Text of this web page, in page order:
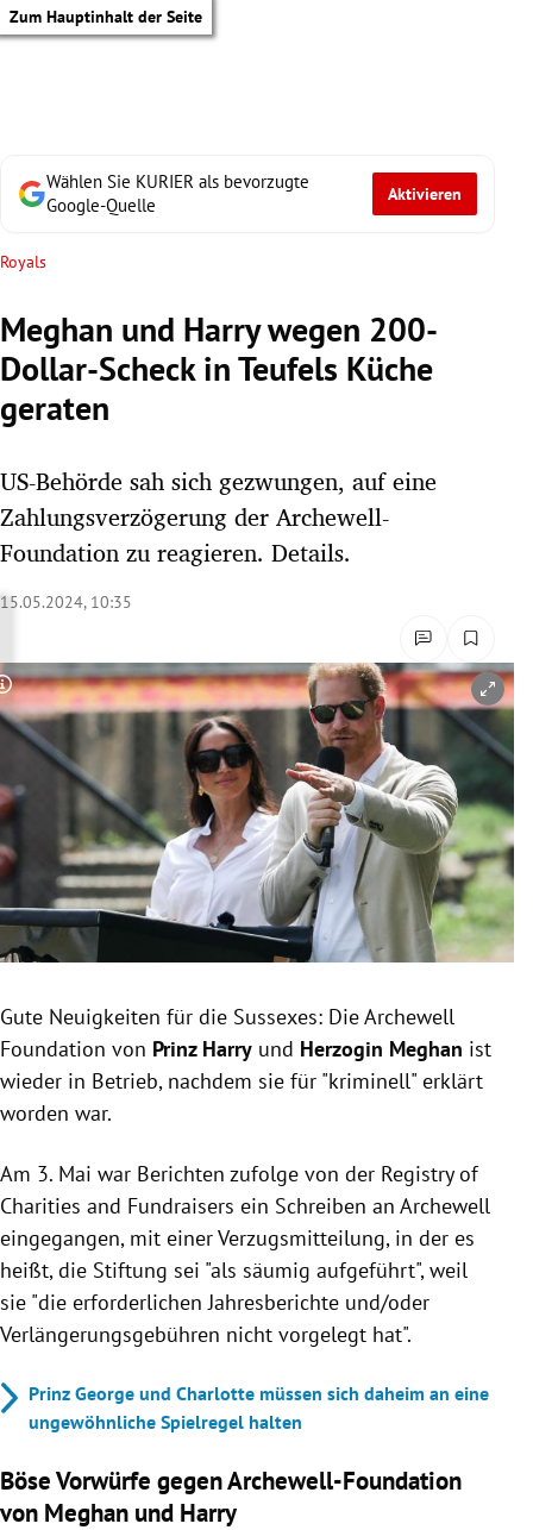
Zum Hauptinhalt der Seite
Untermenü
Untermenü
Untermenü
Untermenü
Untermenü
Untermenü
Untermenü
Untermenü
Untermenü
Wählen Sie KURIER als bevorzugte
Google-Quelle
Aktivieren
Royals
Meghan und Harry wegen 200-
Dollar-Scheck in Teufels Küche
geraten
US-Behörde sah sich gezwungen, auf eine
Zahlungsverzögerung der Archewell-
Foundation zu reagieren. Details.
15.05.2024, 10:35
Copyright-Hinweis öffnen/schließen
Gute Neuigkeiten für die Sussexes: Die Archewell
Foundation von Prinz Harry und Herzogin Meghan ist
wieder in Betrieb, nachdem sie für "kriminell" erklärt
worden war.
Am 3. Mai war Berichten zufolge von der Registry of
Charities and Fundraisers ein Schreiben an Archewell
eingegangen, mit einer Verzugsmitteilung, in der es
heißt, die Stiftung sei "als säumig aufgeführt", weil
sie "die erforderlichen Jahresberichte und/oder
Verlängerungsgebühren nicht vorgelegt hat".
Prinz George und Charlotte müssen sich daheim an eine
ungewöhnliche Spielregel halten
Böse Vorwürfe gegen Archewell-Foundation
von Meghan und Harry